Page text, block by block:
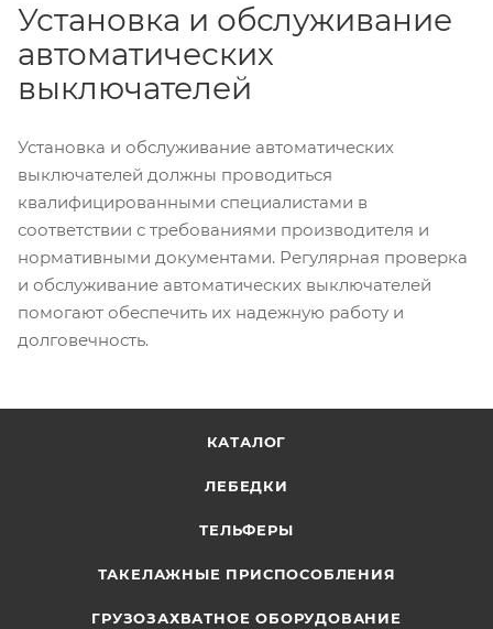
Установка и обслуживание
автоматических
выключателей
Установка и обслуживание автоматических
выключателей должны проводиться
квалифицированными специалистами в
соответствии с требованиями производителя и
нормативными документами. Регулярная проверка
и обслуживание автоматических выключателей
помогают обеспечить их надежную работу и
долговечность.
КАТАЛОГ
ЛЕБЕДКИ
ТЕЛЬФЕРЫ
ТАКЕЛАЖНЫЕ ПРИСПОСОБЛЕНИЯ
ГРУЗОЗАХВАТНОЕ ОБОРУДОВАНИЕ